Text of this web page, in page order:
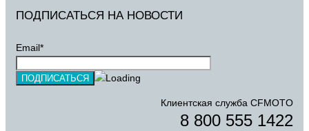
ПОДПИСАТЬСЯ НА НОВОСТИ
Email*
Клиентская служба CFMOTO
8 800 555 1422